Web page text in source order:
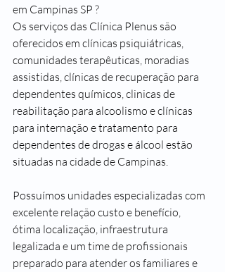
em Campinas SP ?
Os serviços das Clínica Plenus são
oferecidos em clínicas psiquiátricas,
comunidades terapêuticas, moradias
assistidas, clínicas de recuperação para
dependentes químicos, clinicas de
reabilitação para alcoolismo e clínicas
para internação e tratamento para
dependentes de drogas e álcool estão
situadas na cidade de Campinas.
Possuímos unidades especializadas com
excelente relação custo e benefício,
ótima localização, infraestrutura
legalizada e um time de profissionais
preparado para atender os familiares e